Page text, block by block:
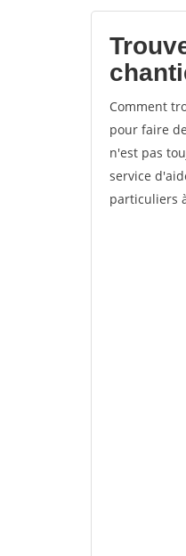
Comment
pour faire
n'est pas
service
particuliers